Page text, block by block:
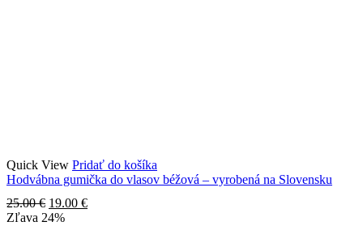
Quick View Pridať do košíka
Hodvábna gumička do vlasov béžová – vyrobená na Slovensku
25.00€ Pôvodná
cena
19.00 €Aktuálna
Zľava 24%